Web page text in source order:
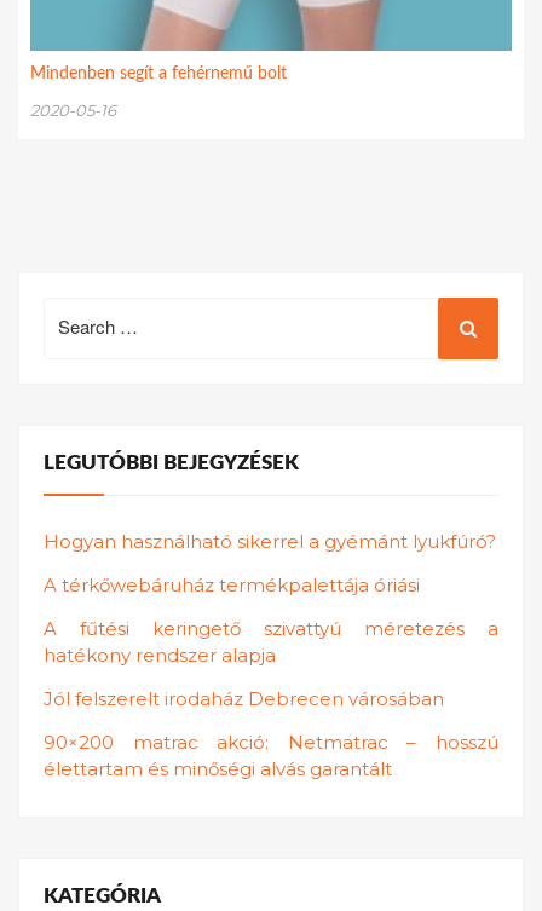
Mindenben segít a fehérnemű bolt
2020-05-16
for:
LEGUTÓBBI BEJEGYZÉSEK
Hogyan használható sikerrel a gyémánt lyukfúró?
A térkőwebáruház termékpalettája óriási
A fűtési keringető szivattyú méretezés a
hatékony rendszer alapja
Jól felszerelt irodaház Debrecen városában
90×200 matrac akció: Netmatrac – hosszú
élettartam és minőségi alvás garantált
KATEGÓRIA